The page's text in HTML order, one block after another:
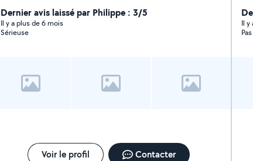
Dernier avis laissé par Philippe : 3/5
Il y a plus de 6 mois
Sérieuse
Voir le profil Contacter
Il y